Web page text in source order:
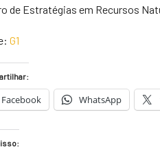
de Estratégias em Recursos
G1
Facebook WhatsApp